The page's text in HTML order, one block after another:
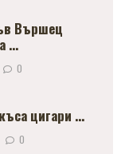
Вършец
...
0
цигари ...
0